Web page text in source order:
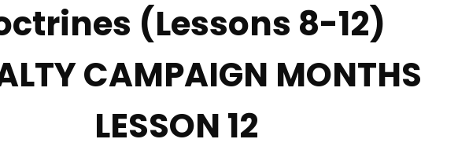
(Lessons 8-12)
CAMPAIGN MONTHS
LESSON 12